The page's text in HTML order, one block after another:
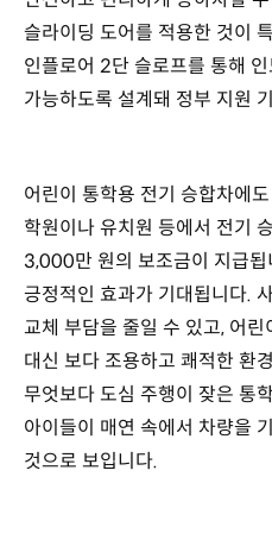
슬라이딩 도어를 적용한 것이
인플로어 2단 슬로프를 통해
가능하도록 설계돼 정부 지원
어린이 통학용 전기 승합차에
학원이나 유치원 등에서 전기
3,000만 원의 보조금이 지급
긍정적인 효과가 기대됩니다.
교체 부담을 줄일 수 있고, 어
대신 보다 조용하고 쾌적한 환
무엇보다 도심 주행이 잦은 통
아이들이 매연 속에서 차량을
것으로 보입니다.